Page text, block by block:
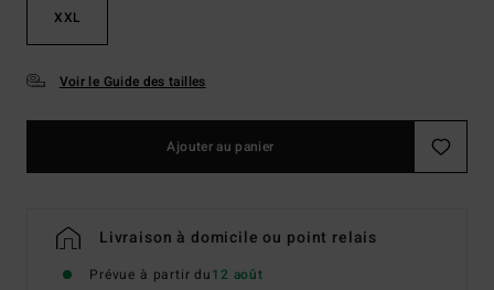
XXL
Voir le Guide des tailles
Ajouter au panier
Livraison à domicile ou point relais
Prévue à partir du12 août